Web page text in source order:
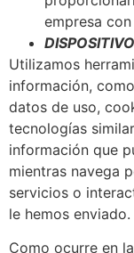
empresa
Utilizamos
información,
datos de uso,
tecnologías
información que
mientras navega
servicios o
le hemos enviado.
Como ocurre en